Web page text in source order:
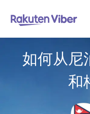
如何从尼
和